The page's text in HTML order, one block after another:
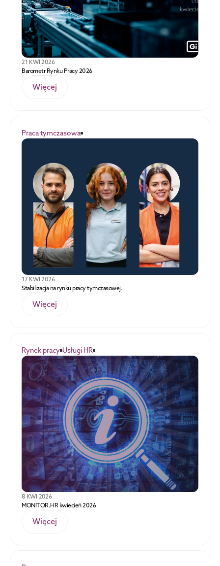
21 KWI 2026
Barometr Rynku Pracy 2026
Więcej
Praca tymczasowa
17 KWI 2026
Stabilizacja na rynku pracy tymczasowej.
Więcej
Rynek pracy Usługi HR
8 KWI 2026
MONITOR.HR kwiecień 2026
Więcej